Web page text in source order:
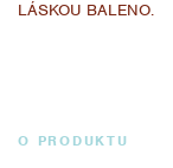
LÁSKOU BALENO.
O PRODUKTU